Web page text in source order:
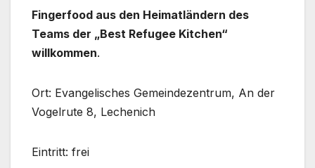
Fingerfood aus den Heimatländern des
Teams der „Best Refugee Kitchen“
willkommen.
Ort: Evangelisches Gemeindezentrum, An der
Vogelrute 8, Lechenich
Eintritt: frei